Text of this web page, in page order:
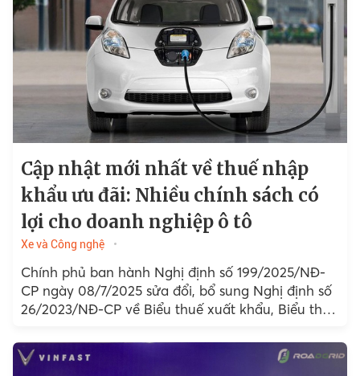
Cập nhật mới nhất về thuế nhập
khẩu ưu đãi: Nhiều chính sách có
lợi cho doanh nghiệp ô tô
Xe và Công nghệ
Chính phủ ban hành Nghị định số 199/2025/NĐ-
CP ngày 08/7/2025 sửa đổi, bổ sung Nghị định số
26/2023/NĐ-CP về Biểu thuế xuất khẩu, Biểu thuế